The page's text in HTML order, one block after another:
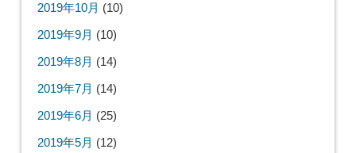
2019年10月 (10)
2019年9月 (10)
2019年8月 (14)
2019年7月 (14)
2019年6月 (25)
2019年5月 (12)